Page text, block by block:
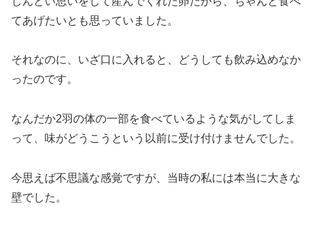
てあげたいとも思っていました。
それなのに、いざ口に入れると、どうしても飲み込めなか
ったのです。
なんだか2羽の体の一部を食べているような気がしてしま
って、味がどうこうという以前に受け付けませんでした。
今思えば不思議な感覚ですが、当時の私には本当に大きな
壁でした。